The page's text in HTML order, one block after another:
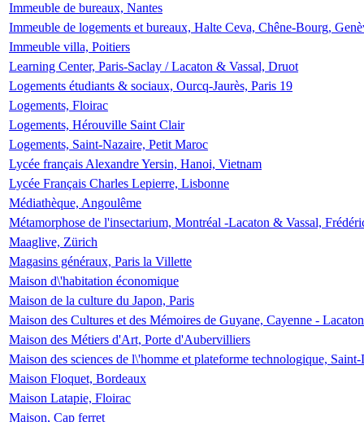
Immeuble de bureaux, Nantes
Immeuble de logements et bureaux, Halte Ceva, Chêne-Bourg,
Immeuble villa, Poitiers
Learning Center, Paris-Saclay / Lacaton & Vassal, Druot
Logements étudiants & sociaux, Ourcq-Jaurès, Paris 19
Logements, Floirac
Logements, Hérouville Saint Clair
Logements, Saint-Nazaire, Petit Maroc
Lycée français Alexandre Yersin, Hanoi, Vietnam
Lycée Français Charles Lepierre, Lisbonne
Médiathèque, Angoulême
Métamorphose de l'insectarium, Montréal -Lacaton & Vassal,
Maaglive, Zürich
Magasins généraux, Paris la Villette
Maison d\'habitation économique
Maison de la culture du Japon, Paris
Maison des Cultures et des Mémoires de Guyane, Cayenne -
Maison des Métiers d'Art, Porte d'Aubervilliers
Maison des sciences de l\'homme et plateforme technologique,
Maison Floquet, Bordeaux
Maison Latapie, Floirac
Maison, Cap ferret